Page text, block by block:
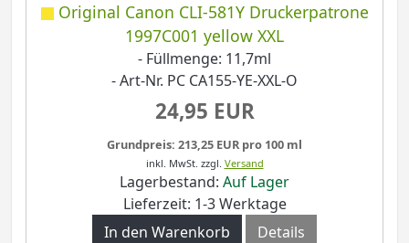
Original Canon CLI-581Y Druckerpatrone
1997C001 yellow XXL
- Füllmenge: 11,7ml
- Art-Nr. PC CA155-YE-XXL-O
24,95 EUR
Grundpreis: 213,25 EUR pro 100 ml
inkl. MwSt. zzgl. Versand
Lagerbestand: Auf Lager
Lieferzeit: 1-3 Werktage
In den Warenkorb
Details